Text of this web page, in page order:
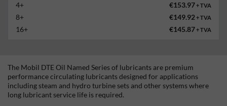
4+ €153.97+ TVA
8+ €149.92 + TVA
16+ €145.87+ TVA
The Mobil DTE Oil Named Series of lubricants are premium
performance circulating lubricants designed for applications
including steam and hydro turbine sets and other systems where
long lubricant service life is required.